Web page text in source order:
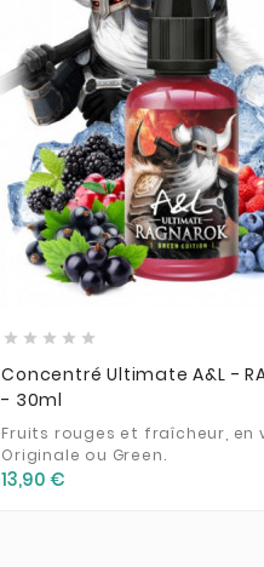
  
    
Concentré Ultimate A&L -
- 30ml
Fruits rouges et fraîcheur, en
Originale ou Green.
13,90 €